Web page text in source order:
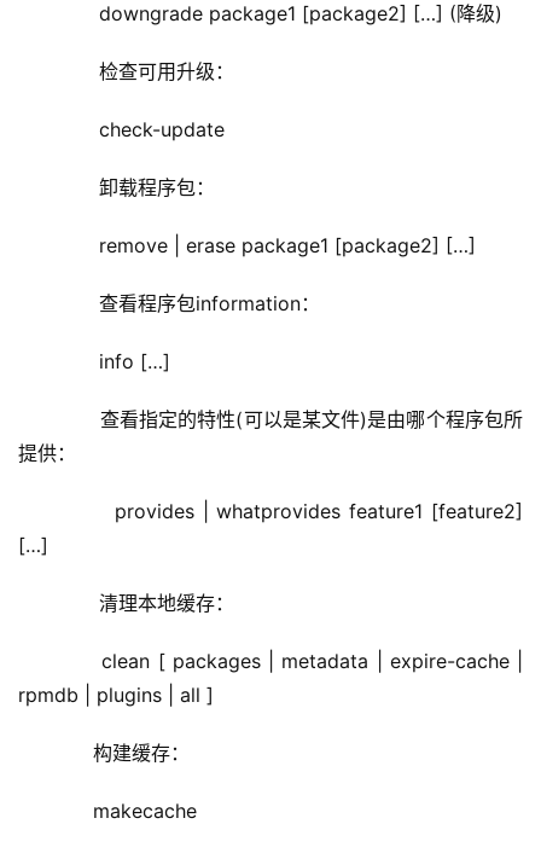
downgrade package1 [package2] […] (降级)
检查可用升级：
check-update
卸载程序包：
remove | erase package1 [package2] […]
查看程序包information：
info […]
查看指定的特性(可以是某文件)是由哪个程序包所
提供：
provides | whatprovides feature1 [feature2]
[…]
清理本地缓存：
clean [ packages | metadata | expire-cache |
rpmdb | plugins | all ]
构建缓存：
makecache